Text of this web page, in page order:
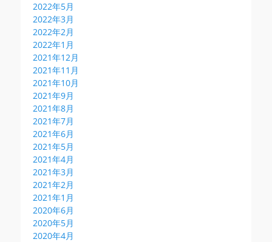
2022年5月
2022年3月
2022年2月
2022年1月
2021年12月
2021年11月
2021年10月
2021年9月
2021年8月
2021年7月
2021年6月
2021年5月
2021年4月
2021年3月
2021年2月
2021年1月
2020年6月
2020年5月
2020年4月